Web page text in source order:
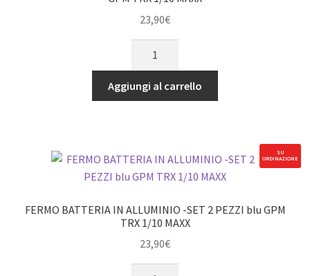
TRX
1/10
23,90€
IN
ALLUMINIO
2
PEZZI
GPM
TRX
1/10
Aggiungi al carrello
SU
ORDINAZIONE
FERMO BATTERIA IN ALLUMINIO -SET 2 PEZZI blu GPM
TRX 1/10 MAXX
23,90€